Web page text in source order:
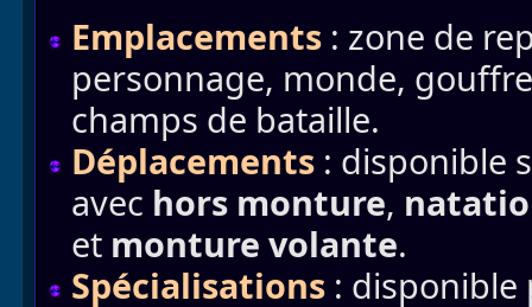
Emplacements : zone de
personnage, monde,
champs de bataille.
Déplacements : disponible
avec hors monture,
et monture volante.
Spécialisations :